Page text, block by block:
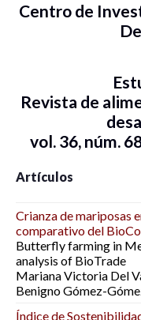
Centro de
Revista de
vol. 36, núm.
Artículos
Crianza de mariposas
comparativo del
Butterfly farming in
analysis of BioTrade
Mariana Victoria Del
Benigno Gómez-
Índice de